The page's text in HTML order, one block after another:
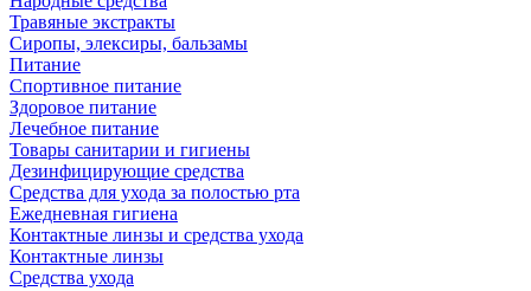
Травяные экстракты
Сиропы, элексиры, бальзамы
Питание
Спортивное питание
Здоровое питание
Лечебное питание
Товары санитарии и гигиены
Дезинфицирующие средства
Средства для ухода за полостью рта
Ежедневная гигиена
Контактные линзы и средства ухода
Контактные линзы
Средства ухода